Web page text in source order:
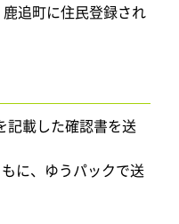
追町に住民登録され
記載した確認書を送
に、ゆうパックで送